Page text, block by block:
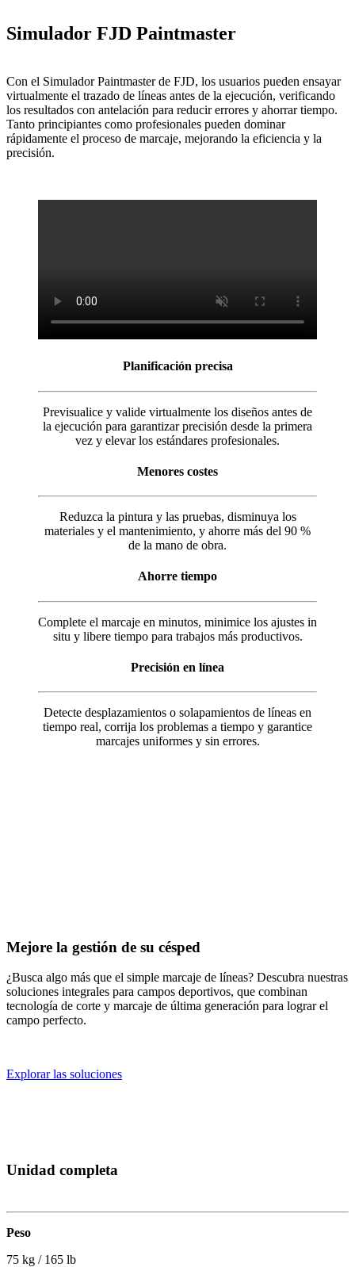
Simulador FJD Paintmaster
Con el Simulador Paintmaster de FJD, los usuarios pueden ensayar
virtualmente el trazado de líneas antes de la ejecución, verificando
los resultados con antelación para reducir errores y ahorrar tiempo.
Tanto principiantes como profesionales pueden dominar
rápidamente el proceso de marcaje, mejorando la eficiencia y la
precisión.
Planificación precisa
Previsualice y valide virtualmente los diseños antes de
la ejecución para garantizar precisión desde la primera
vez y elevar los estándares profesionales.
Menores costes
Reduzca la pintura y las pruebas, disminuya los
materiales y el mantenimiento, y ahorre más del 90 %
de la mano de obra.
Ahorre tiempo
Complete el marcaje en minutos, minimice los ajustes in
situ y libere tiempo para trabajos más productivos.
Precisión en línea
Detecte desplazamientos o solapamientos de líneas en
tiempo real, corrija los problemas a tiempo y garantice
marcajes uniformes y sin errores.
Estadios profesionales estándar al aire libre
Mejore la gestión de su césped
¿Busca algo más que el simple marcaje de líneas? Descubra nuestras
soluciones integrales para campos deportivos, que combinan
tecnología de corte y marcaje de última generación para lograr el
campo perfecto.
Explorar las soluciones
Unidad completa
Peso
75 kg / 165 lb